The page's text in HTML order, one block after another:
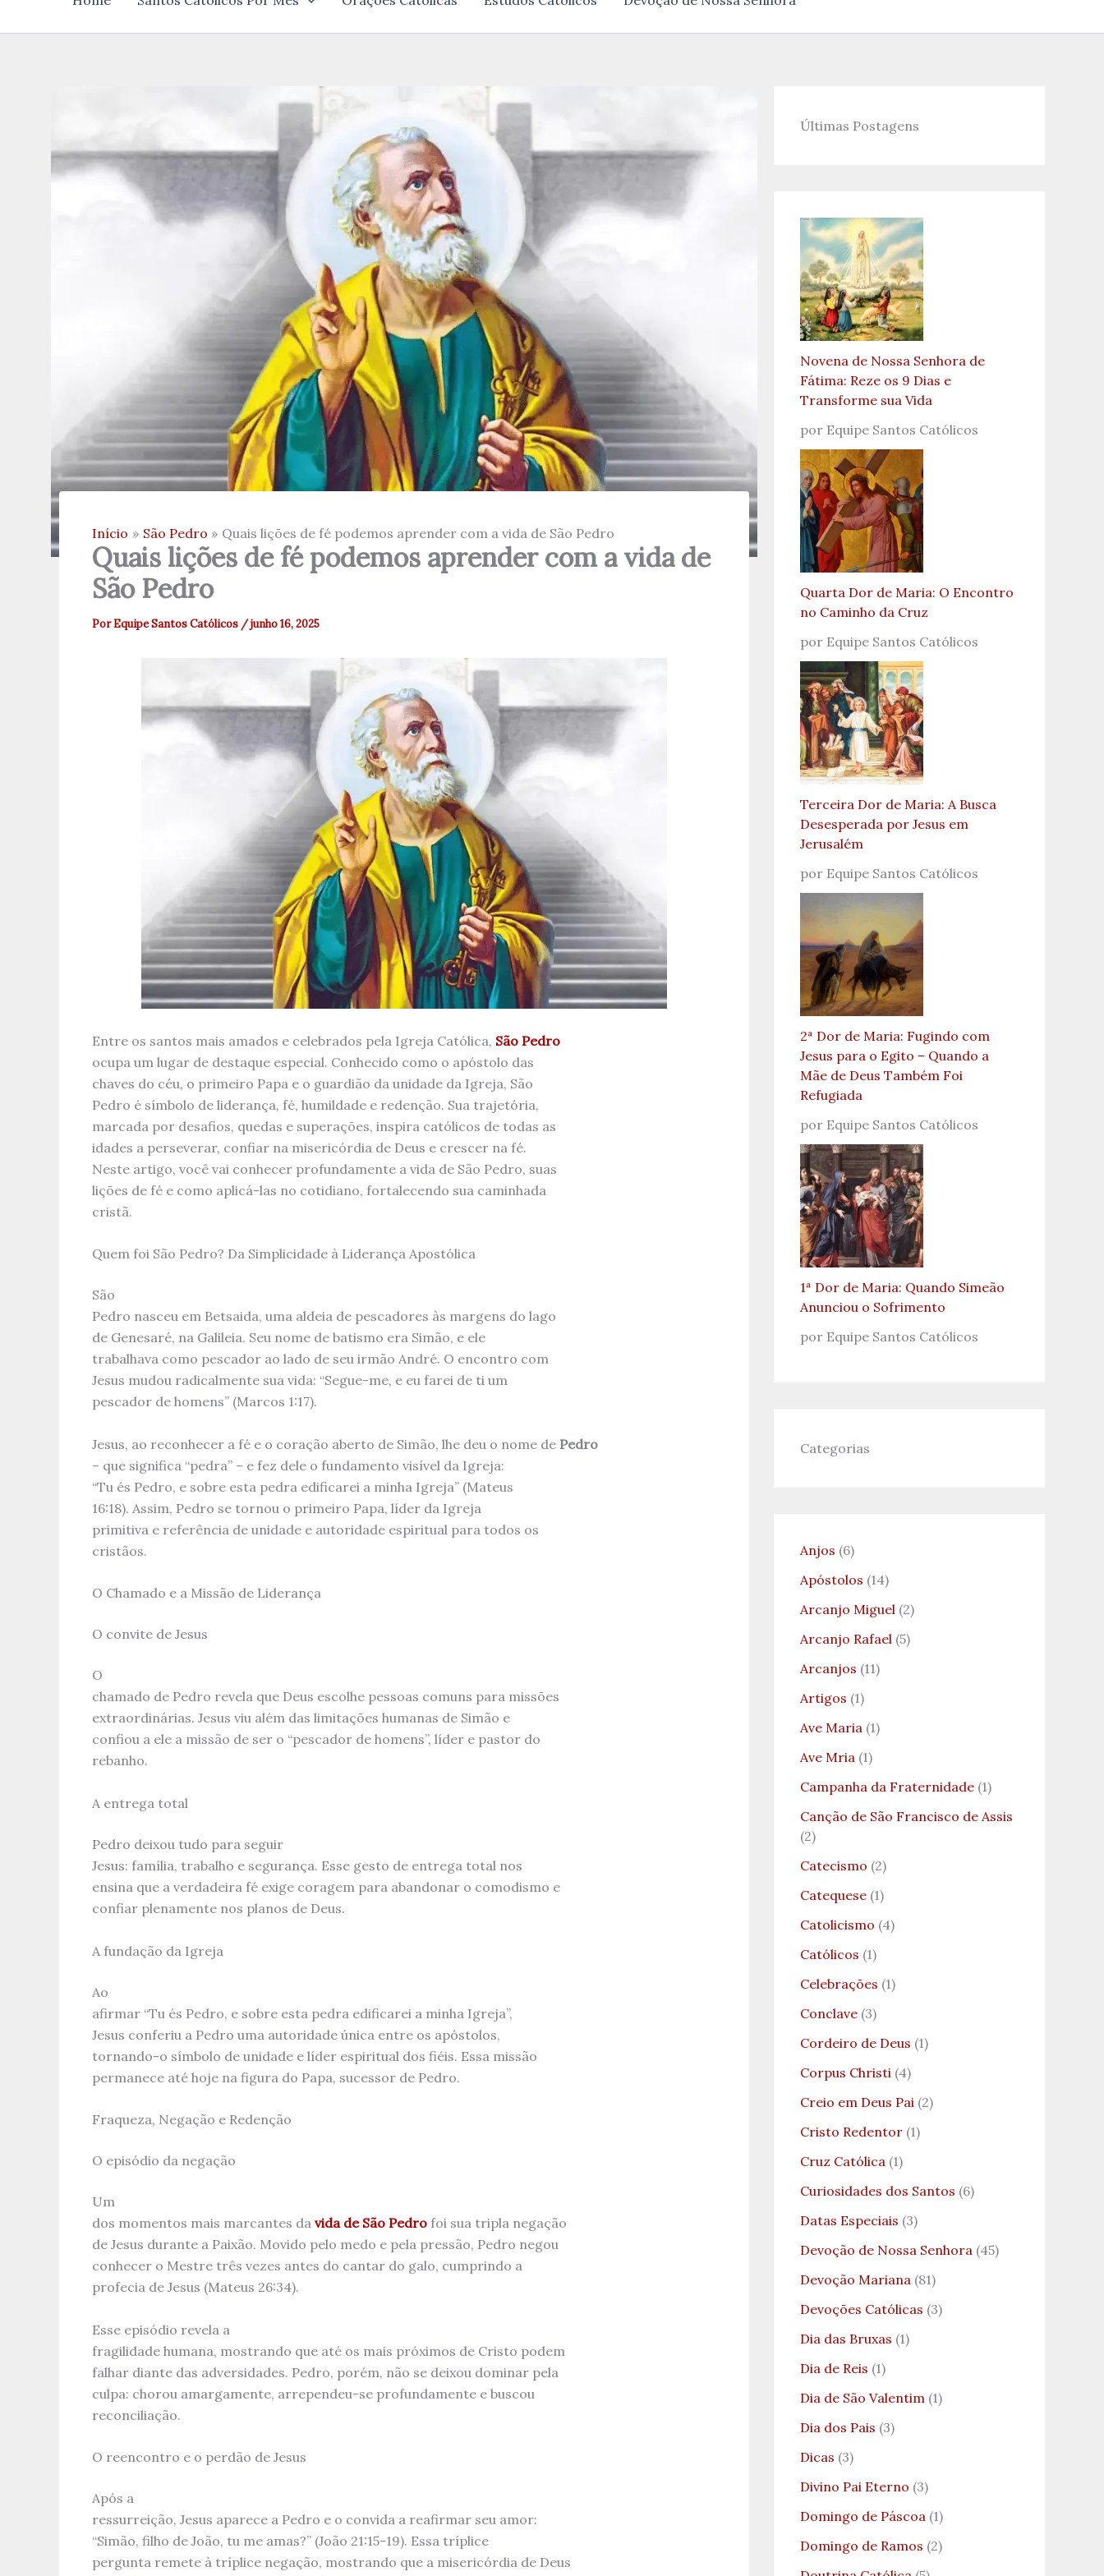
Início São Pedro Quais lições de fé podemos aprender com a vida de São Pedro
Quais lições de fé podemos aprender com a vida de
São Pedro
PorEquipe Santos Católicos /junho 16, 2025
Entre os santos mais amados e celebrados pela Igreja Católica, São Pedro
ocupa um lugar de destaque especial. Conhecido como o apóstolo das
chaves do céu, o primeiro Papa e o guardião da unidade da Igreja, São
Pedro é símbolo de liderança, fé, humildade e redenção. Sua trajetória,
marcada por desafios, quedas e superações, inspira católicos de todas as
idades a perseverar, confiar na misericórdia de Deus e crescer na fé.
Neste artigo, você vai conhecer profundamente a vida de São Pedro, suas
lições de fé e como aplicá-las no cotidiano, fortalecendo sua caminhada
cristã.
Quem foi São Pedro? Da Simplicidade à Liderança Apostólica
São
Pedro nasceu em Betsaida, uma aldeia de pescadores às margens do lago
de Genesaré, na Galileia. Seu nome de batismo era Simão, e ele
trabalhava como pescador ao lado de seu irmão André. O encontro com
Jesus mudou radicalmente sua vida: “Segue-me, e eu farei de ti um
pescador de homens” (Marcos 1:17).
Jesus, ao reconhecer a fé e o coração aberto de Simão, lhe deu o nome de Pedro
– que significa “pedra” – e fez dele o fundamento visível da Igreja:
“Tu és Pedro, e sobre esta pedra edificarei a minha Igreja” (Mateus
16:18). Assim, Pedro se tornou o primeiro Papa, líder da Igreja
primitiva e referência de unidade e autoridade espiritual para todos os
cristãos.
O Chamado e a Missão de Liderança
O convite de Jesus
O
chamado de Pedro revela que Deus escolhe pessoas comuns para missões
extraordinárias. Jesus viu além das limitações humanas de Simão e
confiou a ele a missão de ser o “pescador de homens”, líder e pastor do
rebanho.
A entrega total
Pedro deixou tudo para seguir
Jesus: família, trabalho e segurança. Esse gesto de entrega total nos
ensina que a verdadeira fé exige coragem para abandonar o comodismo e
confiar plenamente nos planos de Deus.
A fundação da Igreja
Ao
afirmar “Tu és Pedro, e sobre esta pedra edificarei a minha Igreja”,
Jesus conferiu a Pedro uma autoridade única entre os apóstolos,
tornando-o símbolo de unidade e líder espiritual dos fiéis. Essa missão
permanece até hoje na figura do Papa, sucessor de Pedro.
Fraqueza, Negação e Redenção
O episódio da negação
Um
dos momentos mais marcantes da vida de São Pedro foi sua tripla negação
de Jesus durante a Paixão. Movido pelo medo e pela pressão, Pedro negou
conhecer o Mestre três vezes antes do cantar do galo, cumprindo a
profecia de Jesus (Mateus 26:34).
Esse episódio revela a
fragilidade humana, mostrando que até os mais próximos de Cristo podem
falhar diante das adversidades. Pedro, porém, não se deixou dominar pela
culpa: chorou amargamente, arrependeu-se profundamente e buscou
reconciliação.
O reencontro e o perdão de Jesus
Após a
ressurreição, Jesus aparece a Pedro e o convida a reafirmar seu amor:
“Simão, filho de João, tu me amas?” (João 21:15-19). Essa tríplice
pergunta remete à tríplice negação, mostrando que a misericórdia de Deus
Últimas Postagens
Novena de Nossa Senhora de
Fátima: Reze os 9 Dias e
Transforme sua Vida
por Equipe Santos Católicos
Quarta Dor de Maria: O Encontro
no Caminho da Cruz
por Equipe Santos Católicos
Terceira Dor de Maria: A Busca
Desesperada por Jesus em
Jerusalém
por Equipe Santos Católicos
2ª Dor de Maria: Fugindo com
Jesus para o Egito – Quando a
Mãe de Deus Também Foi
Refugiada
por Equipe Santos Católicos
1ª Dor de Maria: Quando Simeão
Anunciou o Sofrimento
por Equipe Santos Católicos
Categorias
Anjos (6)
Apóstolos (14)
Arcanjo Miguel (2)
Arcanjo Rafael (5)
Arcanjos (11)
Artigos (1)
Ave Maria (1)
Ave Mria (1)
Campanha da Fraternidade (1)
Canção de São Francisco de Assis
(2)
Catecismo (2)
Catequese (1)
Catolicismo (4)
Católicos (1)
Celebrações (1)
Conclave (3)
Cordeiro de Deus (1)
Corpus Christi (4)
Creio em Deus Pai (2)
Cristo Redentor (1)
Cruz Católica (1)
Curiosidades dos Santos (6)
Datas Especiais (3)
Devoção de Nossa Senhora (45)
Devoção Mariana (81)
Devoções Católicas (3)
Dia das Bruxas (1)
Dia de Reis (1)
Dia de São Valentim (1)
Dia dos Pais (3)
Dicas (3)
Divino Pai Eterno (3)
Domingo de Páscoa (1)
Domingo de Ramos (2)